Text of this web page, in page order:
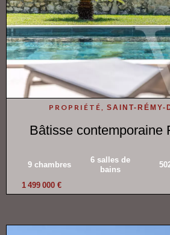
PROPRIÉTÉ, SAINT-RÉMY-
Bâtisse contemporaine
9 chambres
6 salles de
bains
1 499 000 €